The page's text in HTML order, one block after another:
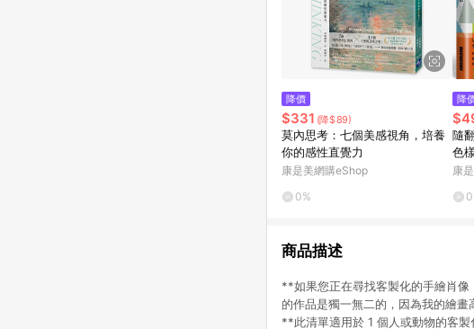
降價
$331 (降$89)
莫內思考：七個美感視角，培養
你的感性直覺力
康是美網購eShop
0%
降
隨
色
熱
康
商品描述
**如果您正在尋找客製化的手繪肖
的作品是獨一無二的，因為我的繪
**此清單適用於 1 個人或動物的客